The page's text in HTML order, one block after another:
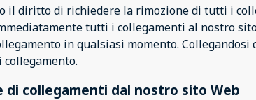
il diritto di richiedere la rimozione di tutti i
tutti i collegamenti al nostro
in qualsiasi momento.
di collegamenti dal nostro sito Web